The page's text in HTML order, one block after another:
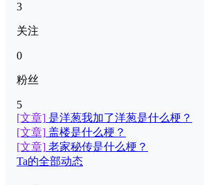
3
关注
0
粉丝
5
[文章] 是洋葱我加了洋葱是什么梗？
[文章] 盖楼是什么梗？
[文章] 老家秘传是什么梗？
Ta的全部动态